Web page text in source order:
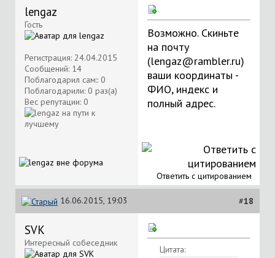
lengaz
Гость
Регистрация: 24.04.2015
Сообщений: 14
Поблагодарил сам:: 0
Поблагодарили: 0 раз(а)
Вес репутации: 0
Возможно. Скиньте
на почту
(lengaz@rambler.ru)
ваши координаты -
ФИО, индекс и
полный адрес.
Ответить с цитированием
16.06.2015, 19:03 #18
SVK
Интересный собеседник
Цитата: